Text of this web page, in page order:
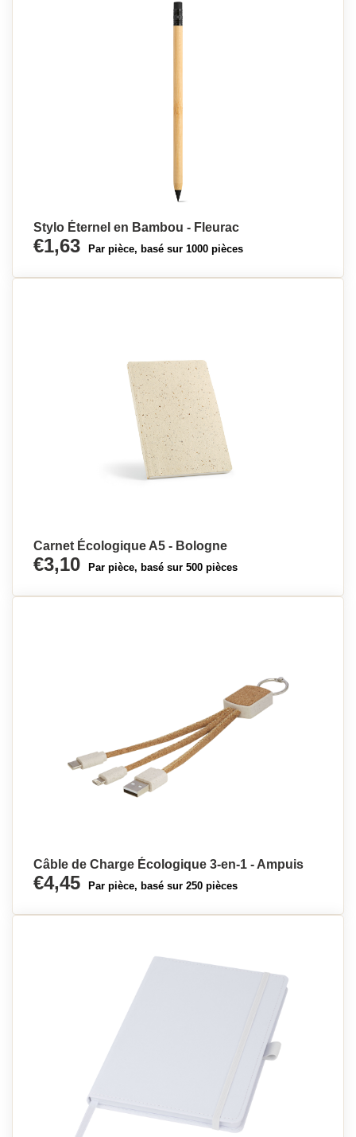
Stylo Éternel en Bambou - Fleurac
€1,63 Par pièce, basé sur 1000 pièces
Carnet Écologique A5 - Bologne
€3,10 Par pièce, basé sur 500 pièces
Câble de Charge Écologique 3-en-1 - Ampuis
€4,45 Par pièce, basé sur 250 pièces